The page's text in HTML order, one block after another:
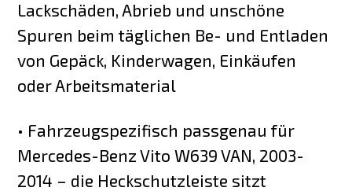
Lackschäden, Abrieb und unschöne
Spuren beim täglichen Be- und Entladen
von Gepäck, Kinderwagen, Einkäufen
oder Arbeitsmaterial
• Fahrzeugspezifisch passgenau für
Mercedes-Benz Vito W639 VAN, 2003-
2014 – die Heckschutzleiste sitzt